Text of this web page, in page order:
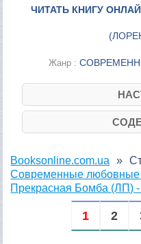
ЧИТАТЬ КНИГУ
(
Жанр :
Booksonline.com.ua
Современные
Прекрасная Бомба (ЛП)
1 2